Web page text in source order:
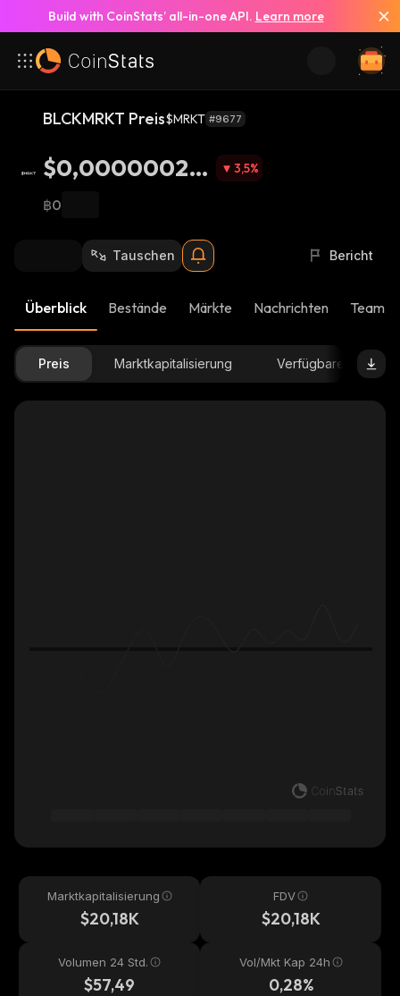
Build with CoinStats’ all-in-one API. Learn more
BLCKMRKT Preis$MRKT #9677
$0,000000201
8
3,5%
฿0
Tauschen Bericht
Überblick Bestände Märkte Nachrichten Team-
Preis Marktkapitalisierung Verfügbare Menge
Marktkapitalisierung
$20,18K
FDV
$20,18K
Volumen 24 Std.
$57,49
Vol/Mkt Kap 24h
0,28%